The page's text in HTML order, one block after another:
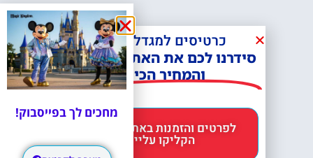
כרטיסים למגדל אייפל?
סידרנו לכם את האתר הכי אמין -
והמחיר הכי זול!
הקליקו עליי 😊
מחכים לך בפייסבוק!